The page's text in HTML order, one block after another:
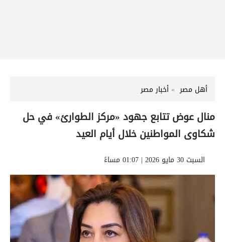
أهل مصر أخبار مصر
منال عوض تتابع جهود «مركز الطوارئ» في حل
شكاوى المواطنين خلال أيام العيد
السبت 30 مايو 2026 | 01:07 مساءً